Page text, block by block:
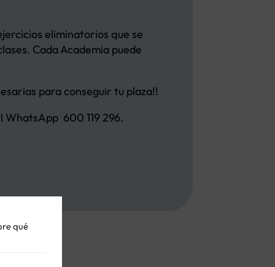
eliminatorios que se
Cada Academia puede
para conseguir tu plaza!!
WhatsApp 600 119 296.
qué